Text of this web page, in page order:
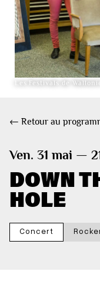
Les Festivals de Wallonie
← Retour au
Ven. 31 mai —
DOWN
HOLE
Concert